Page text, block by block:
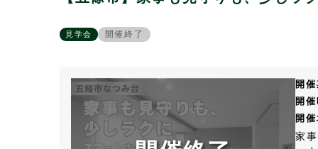
見学会 開催終了
開
開
開
家